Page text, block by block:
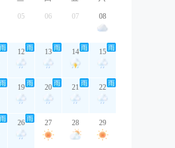
05 06 07 08
12 13 14 15
19 20 21 22
26 27 28 29